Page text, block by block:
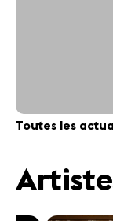
Toutes les